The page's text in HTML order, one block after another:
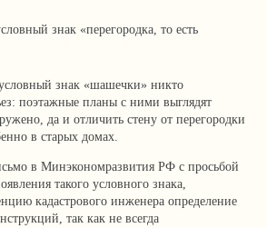
знак «перегородка, то есть
знак «шашечки» никто
поэтажные планы с ними выглядят
да и отличить стену от перегородки
в старых домах.
в Минэкономразвития РФ с просьбой
такого условного знака,
кадастрового инженера определение
так как не всегда